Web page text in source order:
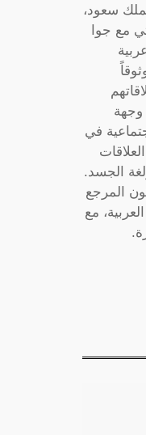
سعود،
مع جوا
عربية
في
الجسد.
المرجع
مع